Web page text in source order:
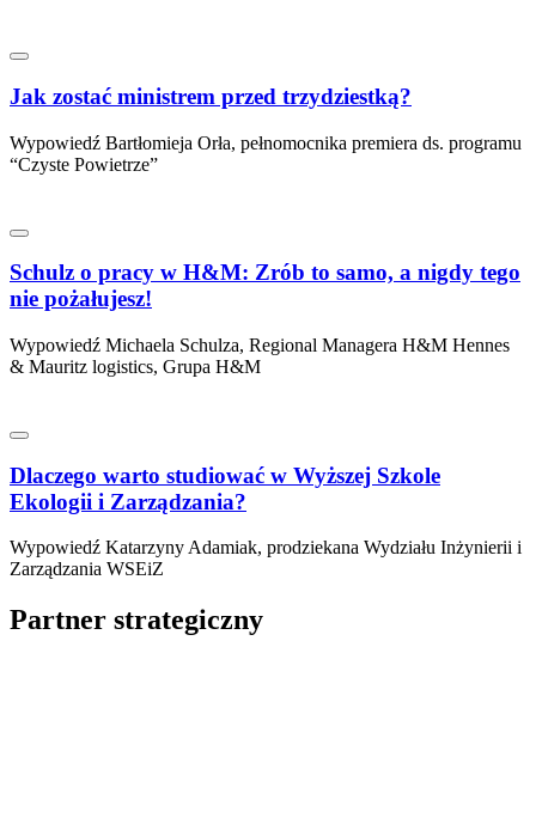
Jak zostać ministrem przed trzydziestką?
Wypowiedź Bartłomieja Orła, pełnomocnika premiera ds. programu
“Czyste Powietrze”
Schulz o pracy w H&M: Zrób to samo, a nigdy tego
nie pożałujesz!
Wypowiedź Michaela Schulza, Regional Managera H&M Hennes
& Mauritz logistics, Grupa H&M
Dlaczego warto studiować w Wyższej Szkole
Ekologii i Zarządzania?
Wypowiedź Katarzyny Adamiak, prodziekana Wydziału Inżynierii i
Zarządzania WSEiZ
Partner strategiczny